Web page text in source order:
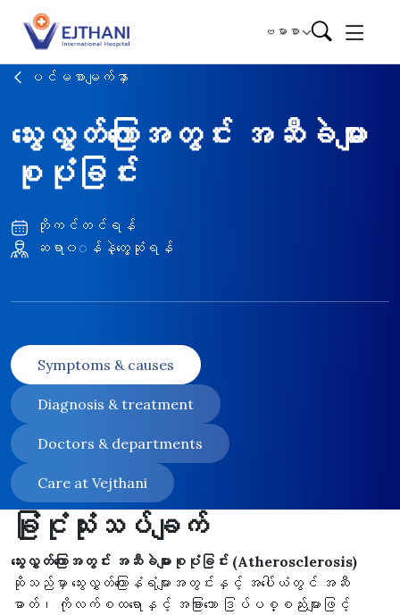
Skip to content
ဗမာစာ
ပင်မစာမျက်နှာ
သွေးလွှတ်ကြောအတွင်း အဆီခဲများ
စုပုံခြင်း
ဘိုကင်တင်ရန်
ဆရာ၀◌န်နဲ့တွေ့ဆုံရန်
Symptoms & causes
Diagnosis & treatment
Doctors & departments
Care at Vejthani
ခြုံငုံသုံးသပ်ချက်
သွေးလွှတ်ကြောအတွင်း အဆီခဲများစုပုံခြင်း (Atherosclerosis)
ဆိုသည်မှာ သွေးလွှတ်ကြောနံရံများအတွင်းနှင့် အပေါ်ယံတွင် အဆီ
ဓာတ်၊ ကိုလက်စထရောနှင့် အခြားသော ဒြပ်ပစ္စည်းများဖြင့်